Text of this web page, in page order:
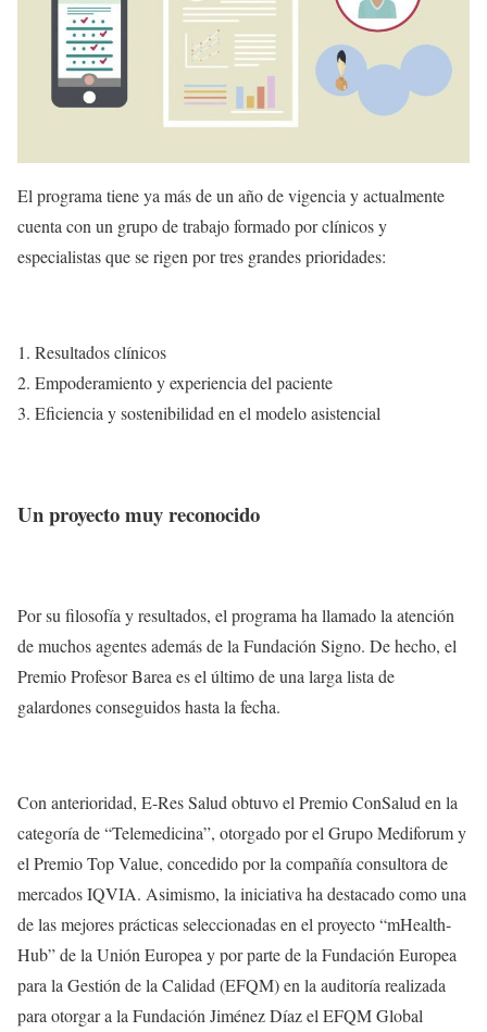
El programa tiene ya más de un año de vigencia y actualmente
cuenta con un grupo de trabajo formado por clínicos y
especialistas que se rigen por tres grandes prioridades:
Resultados clínicos
Empoderamiento y experiencia del paciente
Eficiencia y sostenibilidad en el modelo asistencial
Un proyecto muy reconocido
Por su filosofía y resultados, el programa ha llamado la atención
de muchos agentes además de la Fundación Signo. De hecho, el
Premio Profesor Barea es el último de una larga lista de
galardones conseguidos hasta la fecha.
Con anterioridad, E-Res Salud obtuvo el Premio ConSalud en la
categoría de “Telemedicina”, otorgado por el Grupo Mediforum y
el Premio Top Value, concedido por la compañía consultora de
mercados IQVIA. Asimismo, la iniciativa ha destacado como una
de las mejores prácticas seleccionadas en el proyecto “mHealth-
Hub” de la Unión Europea y por parte de la Fundación Europea
para la Gestión de la Calidad (EFQM) en la auditoría realizada
para otorgar a la Fundación Jiménez Díaz el EFQM Global